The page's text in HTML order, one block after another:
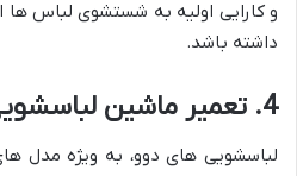
و کارایی اولیه به شستشوی لباس
داشته باشد.
4. تعمیر ماشین لباسشویی دوو در اصفهان
لباسشویی های دوو، به ویژه مدل های